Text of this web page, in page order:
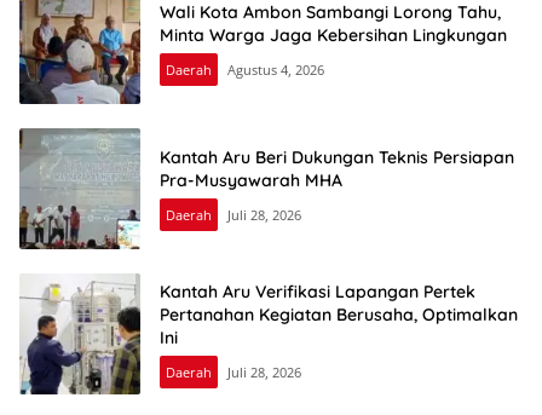
Wali Kota Ambon Sambangi Lorong Tahu,
Minta Warga Jaga Kebersihan Lingkungan
Daerah Agustus 4, 2026
Kantah Aru Beri Dukungan Teknis Persiapan
Pra-Musyawarah MHA
Daerah Juli 28, 2026
Kantah Aru Verifikasi Lapangan Pertek
Pertanahan Kegiatan Berusaha, Optimalkan
Ini
Daerah Juli 28, 2026